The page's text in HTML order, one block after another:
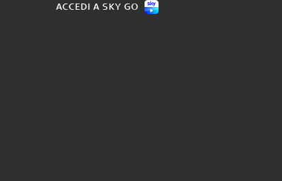
ACCEDI A SKY GO